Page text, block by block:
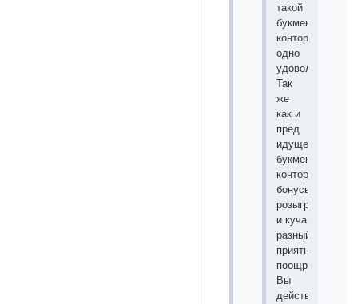
такой
букмекерской
конторе
одно
удовольствие.
Так
же
как и
пред
идущей
букмекерской
конторе
бонусы
розыгрыши
и куча
разный
приятных
поощрений.
Вы
действительно